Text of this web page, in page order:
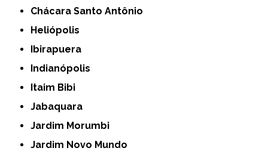
Chácara Santo Antônio
Heliópolis
Ibirapuera
Indianópolis
Itaim Bibi
Jabaquara
Jardim Morumbi
Jardim Novo Mundo